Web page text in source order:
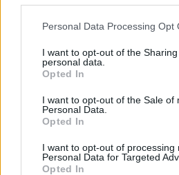
Please note that this website/app
not limited to your visit or usage
grant or deny consent to Google
use your data for below specified
consent section.
Personal Data Processing Opt
I want to opt-out of the
personal data.
Opted In
I want to opt-out of the Sale of
Personal Data.
Opted In
I want to opt-out of processing
Personal Data for Targeted
Opted In
Kiszivárgott dokumentum: a
energiaforrásaira – a
Az MVM és a szerb kormány